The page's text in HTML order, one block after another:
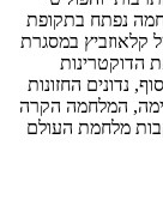
נפתח בתקופת
במסגרת
הדוקטרינות
יבשה וים במאה ה-19. לבסוף, נדונים החזונות
20 ורעיונות הבלימה, המלחמה הקרה
מלחמת העולם